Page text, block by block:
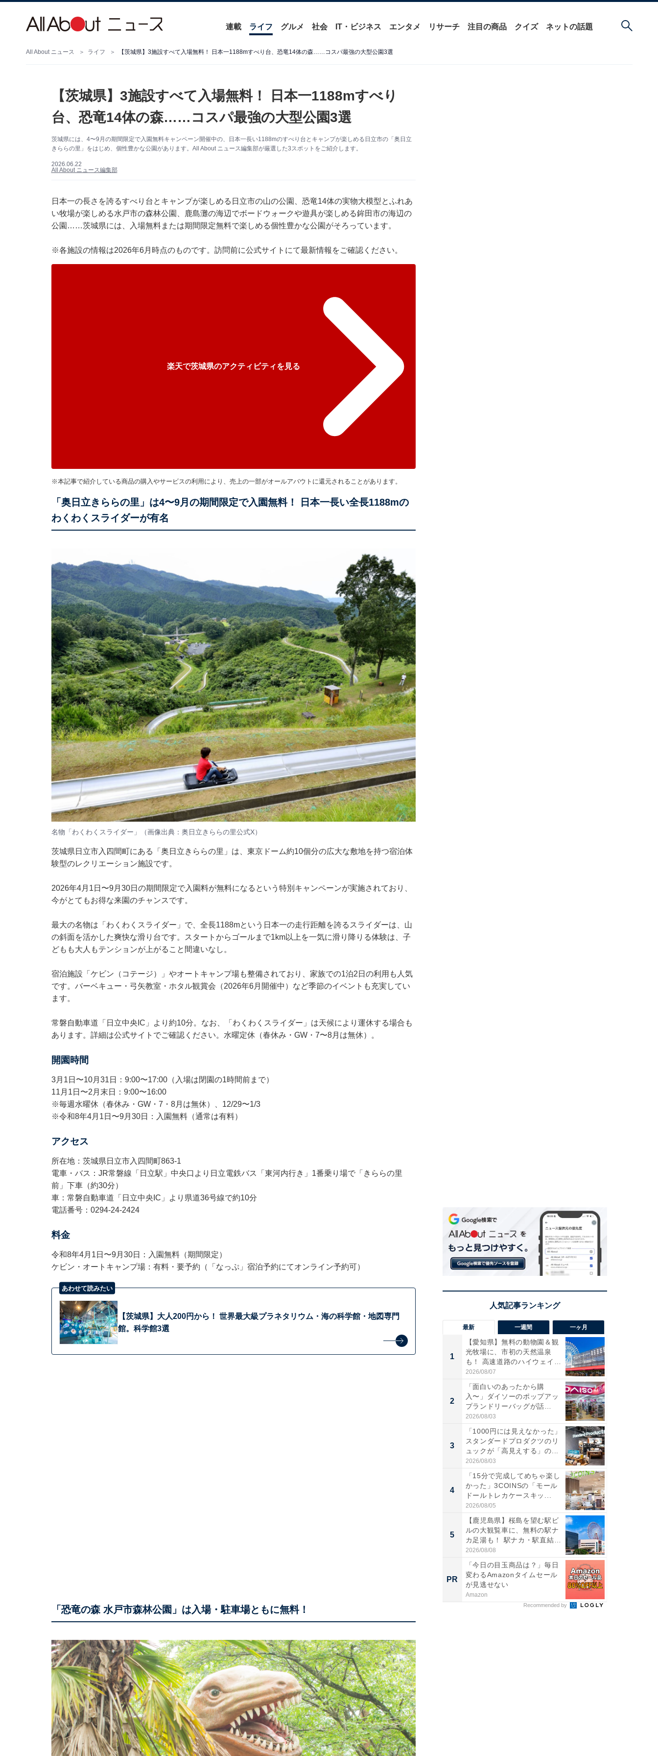
連載 ライフ グルメ 社会 IT・ビジネス エンタメ リサーチ 注目の商品 クイズ ネットの話題
All About ニュース ライフ 【茨城県】3施設すべて入場無料！ 日本一1188mすべり台、恐竜14体の森……コスパ最強の大型公園3選
【茨城県】3施設すべて入場無料！ 日本一1188mすべり
台、恐竜14体の森……コスパ最強の大型公園3選
茨城県には、4〜9月の期間限定で入園無料キャンペーン開催中の、日本一長い1188mのすべり台とキャンプが楽しめる日立市の「奥日立
きららの里」をはじめ、個性豊かな公園があります。All About ニュース編集部が厳選した3スポットをご紹介します。
2026.06.22
All About ニュース編集部
日本一の長さを誇るすべり台とキャンプが楽しめる日立市の山の公園、恐竜14体の実物大模型とふれあ
い牧場が楽しめる水戸市の森林公園、鹿島灘の海辺でボードウォークや遊具が楽しめる鉾田市の海辺の
公園……茨城県には、入場無料または期間限定無料で楽しめる個性豊かな公園がそろっています。
※各施設の情報は2026年6月時点のものです。訪問前に公式サイトにて最新情報をご確認ください。
楽天で茨城県のアクティビティを見る
※本記事で紹介している商品の購入やサービスの利用により、売上の一部がオールアバウトに還元されることがあります。
「奥日立きららの里」は4〜9月の期間限定で入園無料！ 日本一長い全長1188mの
わくわくスライダーが有名
名物「わくわくスライダー」（画像出典：奥日立きららの里公式X）
茨城県日立市入四間町にある「奥日立きららの里」は、東京ドーム約10個分の広大な敷地を持つ宿泊体
験型のレクリエーション施設です。
2026年4月1日〜9月30日の期間限定で入園料が無料になるという特別キャンペーンが実施されており、
今がとてもお得な来園のチャンスです。
最大の名物は「わくわくスライダー」で、全長1188mという日本一の走行距離を誇るスライダーは、山
の斜面を活かした爽快な滑り台です。スタートからゴールまで1km以上を一気に滑り降りる体験は、子
どもも大人もテンションが上がること間違いなし。
宿泊施設「ケビン（コテージ）」やオートキャンプ場も整備されており、家族での1泊2日の利用も人気
です。バーベキュー・弓矢教室・ホタル観賞会（2026年6月開催中）など季節のイベントも充実してい
ます。
常磐自動車道「日立中央IC」より約10分。なお、「わくわくスライダー」は天候により運休する場合も
あります。詳細は公式サイトでご確認ください。水曜定休（春休み・GW・7〜8月は無休）。
開園時間
3月1日〜10月31日：9:00〜17:00（入場は閉園の1時間前まで）
11月1日〜2月末日：9:00〜16:00
※毎週水曜休（春休み・GW・7・8月は無休）、12/29〜1/3
※令和8年4月1日〜9月30日：入園無料（通常は有料）
アクセス
所在地：茨城県日立市入四間町863-1
電車・バス：JR常磐線「日立駅」中央口より日立電鉄バス「東河内行き」1番乗り場で「きららの里
前」下車（約30分）
車：常磐自動車道「日立中央IC」より県道36号線で約10分
電話番号：0294-24-2424
料金
令和8年4月1日〜9月30日：入園無料（期間限定）
ケビン・オートキャンプ場：有料・要予約（「なっぷ」宿泊予約にてオンライン予約可）
あわせて読みたい
【茨城県】大人200円から！ 世界最大級プラネタリウム・海の科学館・地図専門
館。科学館3選
「恐竜の森 水戸市森林公園」は入場・駐車場ともに無料！
最新 一週間 一ヶ月
1
【愛知県】無料の動物園＆観
光牧場に、市初の天然温泉
も！ 高速道路のハイウェイオ
ア...
2026/08/07
2
「面白いのあったから購
入〜」ダイソーのポップアッ
プランドリーバッグが話
題。“さま...
2026/08/03
3
「1000円には見えなかった」
スタンダードプロダクツのリ
ュックが「高見えする」の...
2026/08/03
4
「15分で完成してめちゃ楽し
かった」3COINSの「モール
ドールトレカケースキッ...
2026/08/05
5
【鹿児島県】桜島を望む駅ビ
ルの大観覧車に、無料の駅ナ
カ足湯も！ 駅ナカ・駅直結
ス...
2026/08/08
PR
「今日の目玉商品は？」毎日
変わるAmazonタイムセール
が見逃せない
Amazon
Recommended by